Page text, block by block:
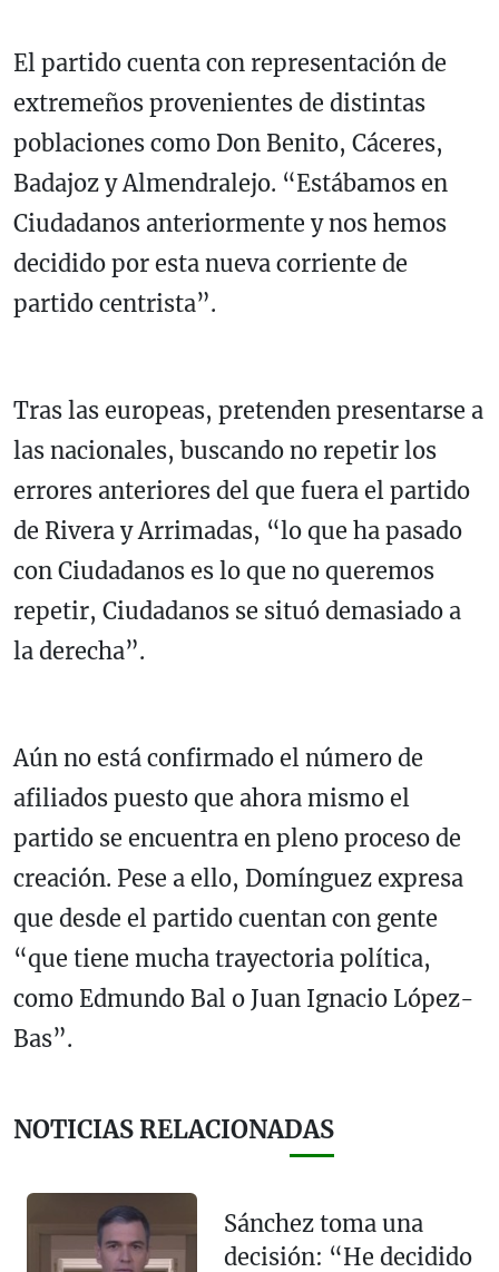
El partido cuenta con representación de
extremeños provenientes de distintas
poblaciones como Don Benito, Cáceres,
Badajoz y Almendralejo. “Estábamos en
Ciudadanos anteriormente y nos hemos
decidido por esta nueva corriente de
partido centrista”.
Tras las europeas, pretenden presentarse a
las nacionales, buscando no repetir los
errores anteriores del que fuera el partido
de Rivera y Arrimadas, “lo que ha pasado
con Ciudadanos es lo que no queremos
repetir, Ciudadanos se situó demasiado a
la derecha”.
Aún no está confirmado el número de
afiliados puesto que ahora mismo el
partido se encuentra en pleno proceso de
creación. Pese a ello, Domínguez expresa
que desde el partido cuentan con gente
“que tiene mucha trayectoria política,
como Edmundo Bal o Juan Ignacio López-
Bas”.
NOTICIAS RELACIONADAS
Sánchez toma una
decisión: “He decidido